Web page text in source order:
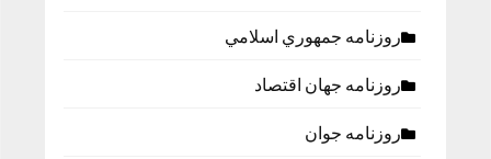
روزنامه جمهوري اسلامي
روزنامه جهان اقتصاد
روزنامه جوان